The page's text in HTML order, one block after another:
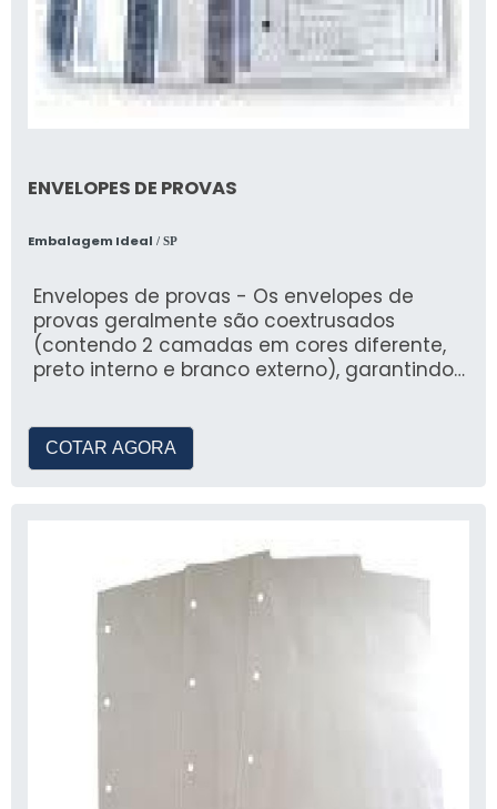
ENVELOPES DE PROVAS
Embalagem Ideal / SP
Envelopes de provas - Os envelopes de
provas geralmente são coextrusados
(contendo 2 camadas em cores diferente,
preto interno e branco externo), garantindo
COTAR AGORA